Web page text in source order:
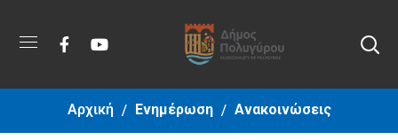
Αρχική Ενημέρωση Ανακοινώσεις